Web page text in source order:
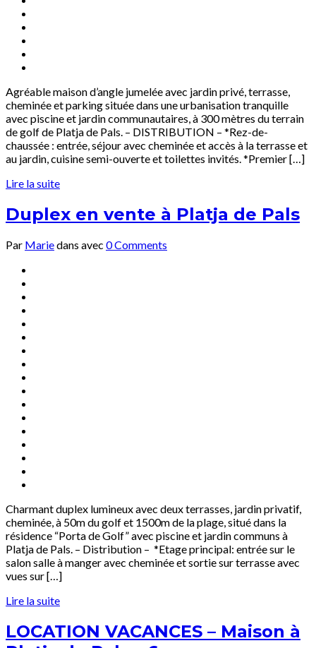
Agréable maison d’angle jumelée avec jardin privé, terrasse,
cheminée et parking située dans une urbanisation tranquille
avec piscine et jardin communautaires, à 300 mètres du terrain
de golf de Platja de Pals. – DISTRIBUTION – *Rez-de-
chaussée : entrée, séjour avec cheminée et accès à la terrasse et
au jardin, cuisine semi-ouverte et toilettes invités. *Premier […]
Lire la suite
Duplex en vente à Platja de Pals
Par Mariedans avec 0 Comments
Charmant duplex lumineux avec deux terrasses, jardin privatif,
cheminée, à 50m du golf et 1500m de la plage, situé dans la
résidence “Porta de Golf” avec piscine et jardin communs à
Platja de Pals. – Distribution – *Etage principal: entrée sur le
salon salle à manger avec cheminée et sortie sur terrasse avec
vues sur […]
Lire la suite
LOCATION VACANCES – Maison à